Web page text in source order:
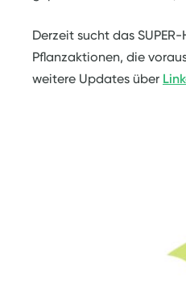
Derzeit sucht das
Pflanzaktionen, die
weitere Updates über